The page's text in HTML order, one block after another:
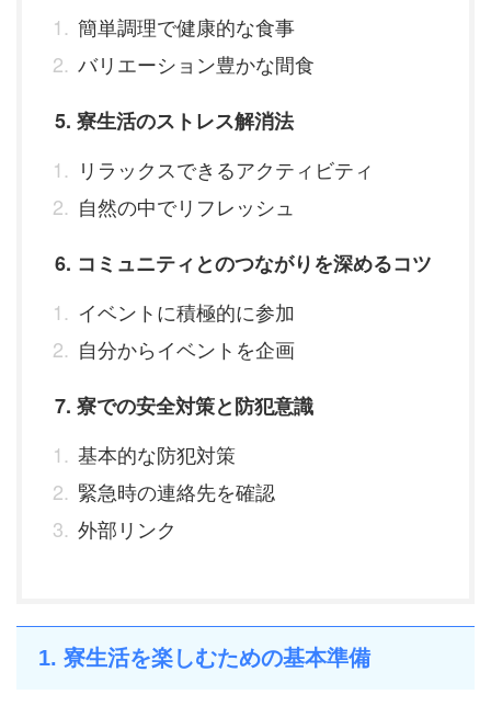
簡単調理で健康的な食事
バリエーション豊かな間食
5. 寮生活のストレス解消法
リラックスできるアクティビティ
自然の中でリフレッシュ
6. コミュニティとのつながりを深めるコツ
イベントに積極的に参加
自分からイベントを企画
7. 寮での安全対策と防犯意識
基本的な防犯対策
緊急時の連絡先を確認
外部リンク
1. 寮生活を楽しむための基本準備